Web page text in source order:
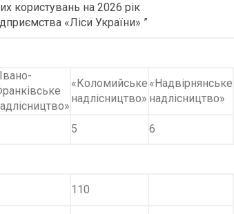
користувань на 2026 рік
«Ліси України» ”
«Коломийське
надлісництво»
«Надвірнянське
надлісництво»
5 6
110